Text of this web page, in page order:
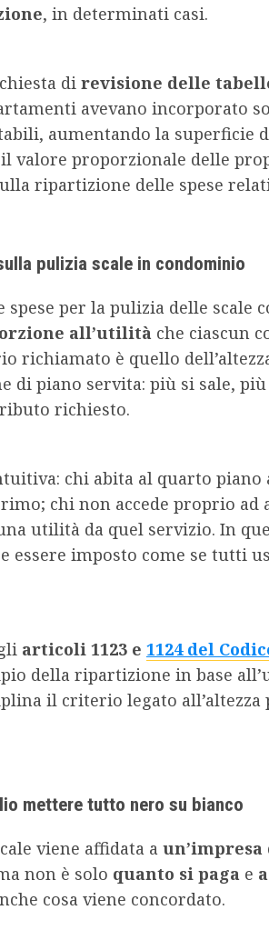
, in determinati casi.
di revisione delle
avevano incorporato
aumentando la superficie
valore proporzionale delle
ripartizione delle spese
pulizia scale in condominio
spese per la pulizia delle scale
all’utilità che ciascun
richiamato è quello
di piano servita: più si sale,
richiesto.
chi abita al quarto piano
chi non accede proprio ad
utilità da quel servizio. In
essere imposto come se tutti
articoli 1123 e 1124 del
della ripartizione in base
il criterio legato all’altezza
mettere tutto nero su bianco
viene affidata a
non è solo quanto si paga e
cosa viene concordato.